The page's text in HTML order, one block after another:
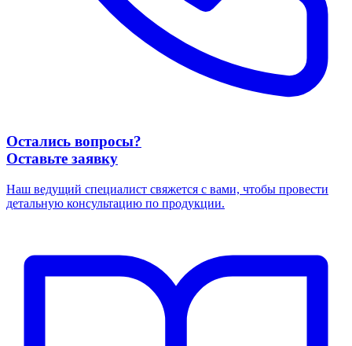
Остались вопросы?
Оставьте заявку
Наш ведущий специалист свяжется с вами, чтобы провести
детальную консультацию по продукции.